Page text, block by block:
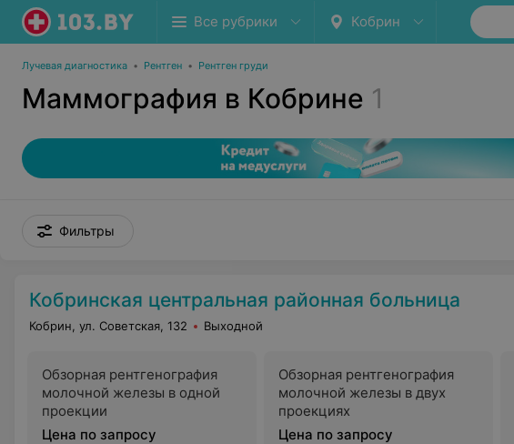
Все рубрики Кобрин
Лучевая диагностика • Рентген • Рентген груди
Маммография в Кобрине 1
Фильтры
Кобринская центральная районная больница
Кобрин, ул. Советская, 132 Выходной
Обзорная рентгенография
молочной железы в одной
проекции
Цена по запросу
Обзорная рентгенография
молочной железы в двух
проекциях
Цена по запросу